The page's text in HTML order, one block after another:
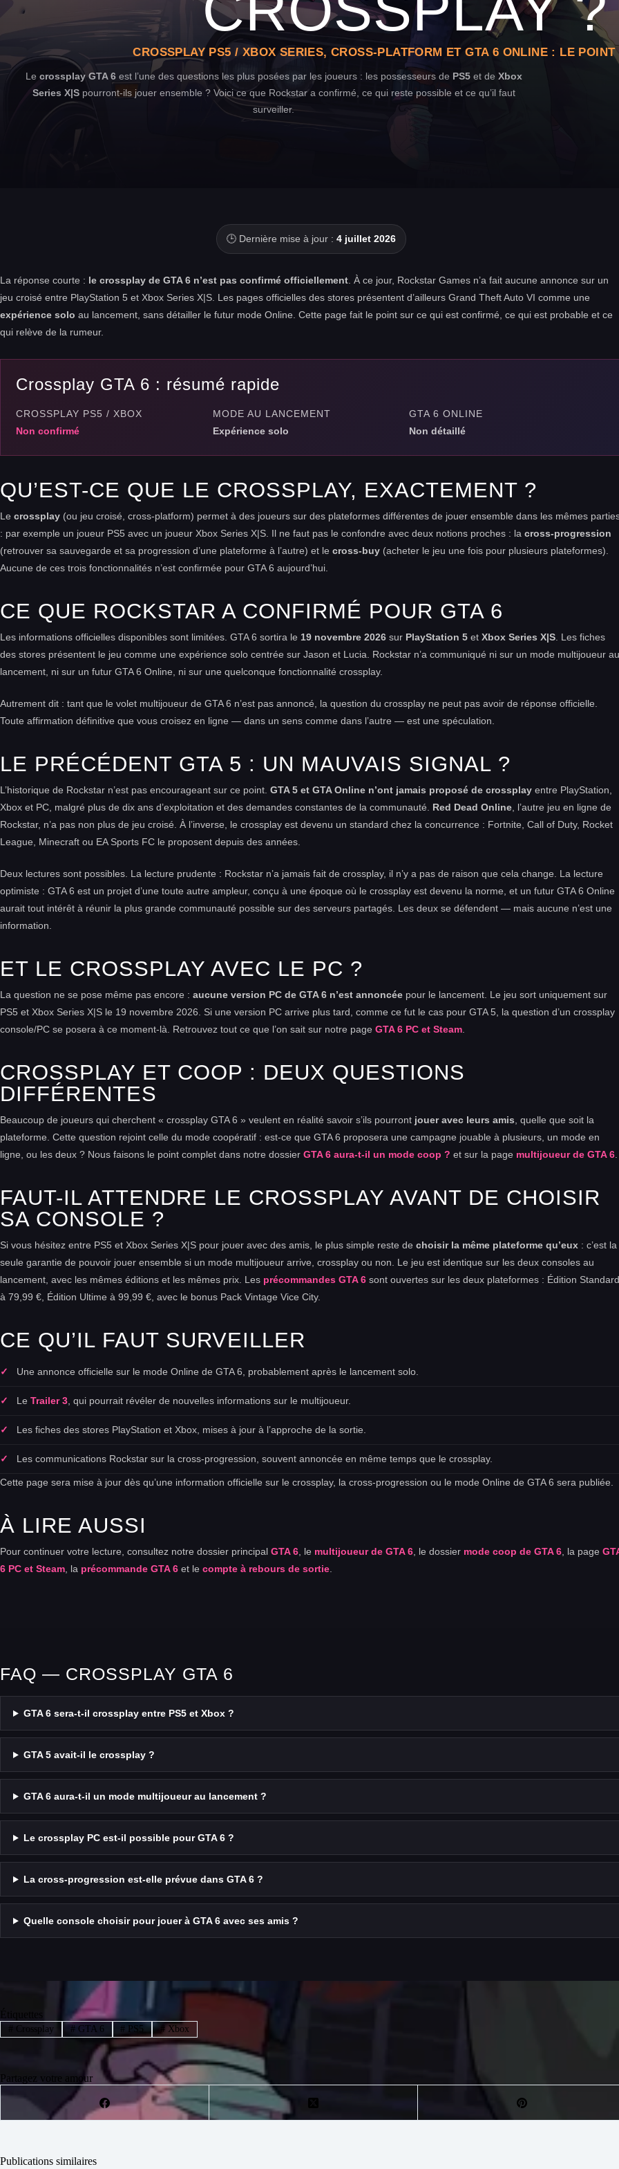
CROSSPLAY PS5 / XBOX SERIES, CROSS-PLATFORM ET GTA 6 ONLINE : LE POINT
Le crossplay GTA 6est l’une des questions les plus posées par les joueurs : les possesseurs de PS5et de Xbox
Series X|Spourront-ils jouer ensemble ? Voici ce que Rockstar a confirmé, ce qui reste possible et ce qu’il faut
surveiller.
🕒 Dernière mise à jour : 4 juillet 2026
La réponse courte : le crossplay de GTA 6 n’est pas confirmé officiellement . À ce jour, Rockstar Games n’a fait aucune annonce sur un
jeu croisé entre PlayStation 5 et Xbox Series X|S. Les pages officielles des stores présentent d’ailleurs Grand Theft Auto VI comme une
expérience solo au lancement, sans détailler le futur mode Online. Cette page fait le point sur ce qui est confirmé, ce qui est probable et ce
qui relève de la rumeur.
Crossplay GTA 6 : résumé rapide
CROSSPLAY PS5 / XBOX
Non confirmé
MODE AU LANCEMENT
Expérience solo
GTA 6 ONLINE
Non détaillé
QU’EST-CE QUE LE CROSSPLAY, EXACTEMENT ?
Le crossplay (ou jeu croisé, cross-platform) permet à des joueurs sur des plateformes différentes de jouer ensemble dans les mêmes
: par exemple un joueur PS5 avec un joueur Xbox Series X|S. Il ne faut pas le confondre avec deux notions proches : la cross-progression
(retrouver sa sauvegarde et sa progression d’une plateforme à l’autre) et le cross-buy (acheter le jeu une fois pour plusieurs plateformes).
Aucune de ces trois fonctionnalités n’est confirmée pour GTA 6 aujourd’hui.
CE QUE ROCKSTAR A CONFIRMÉ POUR GTA 6
Les informations officielles disponibles sont limitées. GTA 6 sortira le 19 novembre 2026 sur PlayStation 5 et Xbox Series X|S . Les fiches
des stores présentent le jeu comme une expérience solo centrée sur Jason et Lucia. Rockstar n’a communiqué ni sur un mode multijoueur au
lancement, ni sur un futur GTA 6 Online, ni sur une quelconque fonctionnalité crossplay.
Autrement dit : tant que le volet multijoueur de GTA 6 n’est pas annoncé, la question du crossplay ne peut pas avoir de réponse officielle.
Toute affirmation définitive que vous croisez en ligne — dans un sens comme dans l’autre — est une spéculation.
LE PRÉCÉDENT GTA 5 : UN MAUVAIS SIGNAL ?
L’historique de Rockstar n’est pas encourageant sur ce point. GTA 5 et GTA Online n’ont jamais proposé de crossplay entre PlayStation,
Xbox et PC, malgré plus de dix ans d’exploitation et des demandes constantes de la communauté. Red Dead Online , l’autre jeu en ligne de
Rockstar, n’a pas non plus de jeu croisé. À l’inverse, le crossplay est devenu un standard chez la concurrence : Fortnite, Call of Duty, Rocket
League, Minecraft ou EA Sports FC le proposent depuis des années.
Deux lectures sont possibles. La lecture prudente : Rockstar n’a jamais fait de crossplay, il n’y a pas de raison que cela change. La lecture
optimiste : GTA 6 est un projet d’une toute autre ampleur, conçu à une époque où le crossplay est devenu la norme, et un futur GTA 6 Online
aurait tout intérêt à réunir la plus grande communauté possible sur des serveurs partagés. Les deux se défendent — mais aucune n’est une
information.
ET LE CROSSPLAY AVEC LE PC ?
La question ne se pose même pas encore : aucune version PC de GTA 6 n’est annoncée pour le lancement. Le jeu sort uniquement sur
PS5 et Xbox Series X|S le 19 novembre 2026. Si une version PC arrive plus tard, comme ce fut le cas pour GTA 5, la question d’un crossplay
console/PC se posera à ce moment-là. Retrouvez tout ce que l’on sait sur notre page GTA 6 PC et Steam
CROSSPLAY ET COOP : DEUX QUESTIONS
DIFFÉRENTES
Beaucoup de joueurs qui cherchent « crossplay GTA 6 » veulent en réalité savoir s’ils pourront jouer avec leurs amis , quelle que soit la
plateforme. Cette question rejoint celle du mode coopératif : est-ce que GTA 6 proposera une campagne jouable à plusieurs, un mode en
ligne, ou les deux ? Nous faisons le point complet dans notre dossier GTA 6 aura-t-il un mode coop ? et sur la page multijoueur de GTA 6
FAUT-IL ATTENDRE LE CROSSPLAY AVANT DE CHOISIR
SA CONSOLE ?
Si vous hésitez entre PS5 et Xbox Series X|S pour jouer avec des amis, le plus simple reste de choisir la même plateforme qu’eux : c’est la
seule garantie de pouvoir jouer ensemble si un mode multijoueur arrive, crossplay ou non. Le jeu est identique sur les deux consoles au
lancement, avec les mêmes éditions et les mêmes prix. Les précommandes GTA 6 sont ouvertes sur les deux plateformes : Édition Standard
à 79,99 €, Édition Ultime à 99,99 €, avec le bonus Pack Vintage Vice City.
CE QU’IL FAUT SURVEILLER
Une annonce officielle sur le mode Online de GTA 6, probablement après le lancement solo.
Le Trailer 3 , qui pourrait révéler de nouvelles informations sur le multijoueur.
Les fiches des stores PlayStation et Xbox, mises à jour à l’approche de la sortie.
Les communications Rockstar sur la cross-progression, souvent annoncée en même temps que le crossplay.
Cette page sera mise à jour dès qu’une information officielle sur le crossplay, la cross-progression ou le mode Online de GTA 6 sera publiée.
À LIRE AUSSI
Pour continuer votre lecture, consultez notre dossier principal GTA 6 , le multijoueur de GTA 6 , le dossier mode coop de GTA 6 , la page
6 PC et Steam , la précommande GTA 6 et le compte à rebours de sortie
FAQ — CROSSPLAY GTA 6
GTA 6 sera-t-il crossplay entre PS5 et Xbox ?
GTA 5 avait-il le crossplay ?
GTA 6 aura-t-il un mode multijoueur au lancement ?
Le crossplay PC est-il possible pour GTA 6 ?
La cross-progression est-elle prévue dans GTA 6 ?
Quelle console choisir pour jouer à GTA 6 avec ses amis ?
# Crossplay #GTA 6 # PS5 # Xbox
Partagez votre amour
Publications similaires